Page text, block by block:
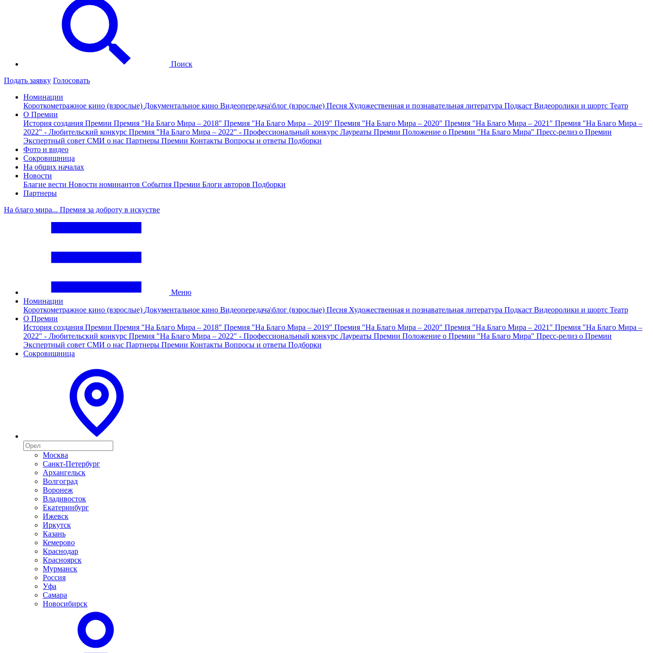
Поиск
Подать заявку Голосовать
Номинации
Короткометражное кино (взрослые) Документальное кино Видеопередача\блог (взрослые) Песня Художественная и познавательная литература Подкаст Видеоролики и шортс Театр
О Премии
История создания Премии Премия "На Благо Мира – 2018" Премия "На Благо Мира – 2019" Премия "На Благо Мира – 2020" Премия "На Благо Мира – 2021" Премия "На Благо Мира –
2022" - Любительский конкурс Премия "На Благо Мира – 2022" - Профессиональный конкурс Лауреаты Премии Положение о Премии "На Благо Мира" Пресс-релиз о Премии
Экспертный совет СМИ о нас Партнеры Премии Контакты Вопросы и ответы Подборки
Фото и видео
Сокровищница
На общих началах
Новости
Благие вести Новости номинантов События Премии Блоги авторов Подборки
Партнеры
На благо мира... Премия за доброту в искустве
Меню
Номинации
Короткометражное кино (взрослые) Документальное кино Видеопередача\блог (взрослые) Песня Художественная и познавательная литература Подкаст Видеоролики и шортс Театр
О Премии
История создания Премии Премия "На Благо Мира – 2018" Премия "На Благо Мира – 2019" Премия "На Благо Мира – 2020" Премия "На Благо Мира – 2021" Премия "На Благо Мира –
2022" - Любительский конкурс Премия "На Благо Мира – 2022" - Профессиональный конкурс Лауреаты Премии Положение о Премии "На Благо Мира" Пресс-релиз о Премии
Экспертный совет СМИ о нас Партнеры Премии Контакты Вопросы и ответы Подборки
Сокровищница
Москва
Санкт-Петербург
Архангельск
Волгоград
Воронеж
Владивосток
Екатеринбург
Ижевск
Иркутск
Казань
Кемерово
Краснодар
Красноярск
Мурманск
Россия
Уфа
Самара
Новосибирск